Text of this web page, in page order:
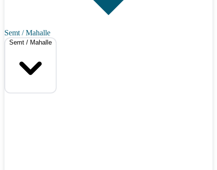
Semt / Mahalle
Semt / Mahalle